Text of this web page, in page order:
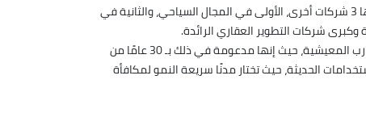
، عام 1992 على يد السيد فرج الشناوي، وتضم الشركة الأم تحت مظلتها 3 شركات أخرى، الأولى في المجال السياحي، والثانية في
شركات التطوير العقاري الرائدة.
كما أطلقت SG Developments، مجموعتها للتطوير العقاري، والتي ترتكز فيها على تنشيط فرص الاستثمار العقاري والعمل على إثراء التجارب المعيشية، حيث إنها مدعومة في ذلك بـ 30 عامًا من
الحديثة، حيث تختار مدنًا سريعة النمو لمكافأة